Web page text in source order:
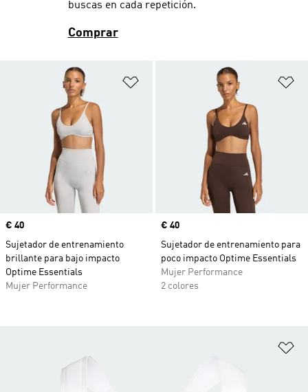
Añadir a la lista de deseos
Precio
€ 40
Sujetador de entrenamiento
brillante para bajo impacto
Optime Essentials
Mujer Performance
Precio
€ 40
Sujetador de entrenamiento para
poco impacto Optime Essentials
Mujer Performance
2 colores
buscas en cada repetición.
Comprar